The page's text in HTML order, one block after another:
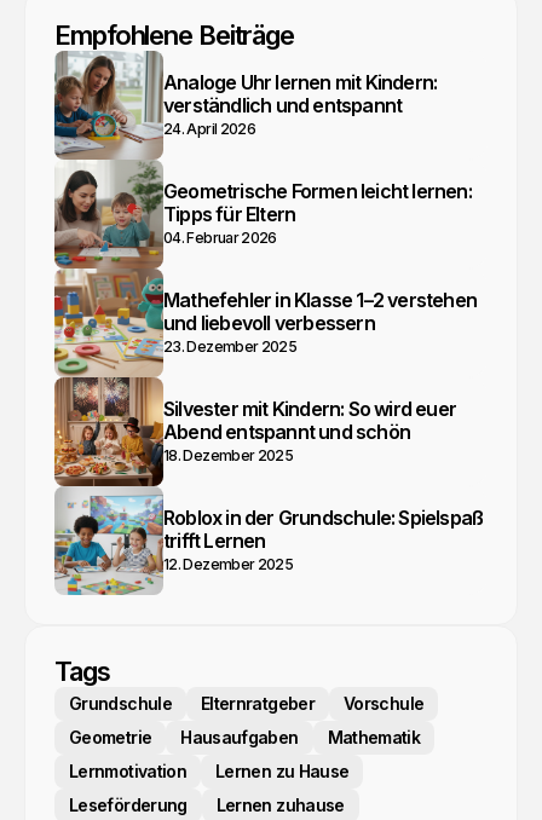
Empfohlene Beiträge
Analoge Uhr lernen mit Kindern:
verständlich und entspannt
24. April 2026
Geometrische Formen leicht lernen:
Tipps für Eltern
04. Februar 2026
Mathefehler in Klasse 1–2 verstehen
und liebevoll verbessern
23. Dezember 2025
Silvester mit Kindern: So wird euer
Abend entspannt und schön
18. Dezember 2025
Roblox in der Grundschule: Spielspaß
trifft Lernen
12. Dezember 2025
Tags
Grundschule Elternratgeber
Vorschule
Geometrie
Hausaufgaben
Mathematik
Lernmotivation
Lernen zu Hause
Leseförderung
Lernen zuhause